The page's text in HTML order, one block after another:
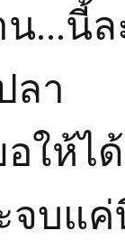
...นี้
ลา
ให้ไ
จบแ